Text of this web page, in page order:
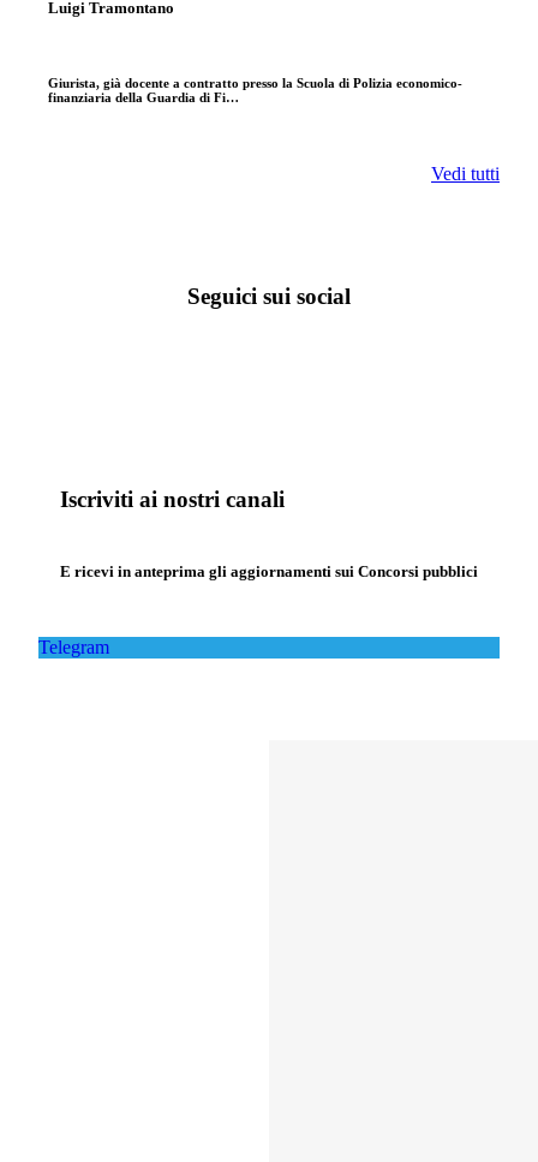
Luigi Tramontano
Giurista, già docente a contratto presso la Scuola di Polizia economico-
finanziaria della Guardia di Fi…
Vedi tutti
Seguici sui social
Iscriviti ai nostri canali
E ricevi in anteprima gli aggiornamenti sui Concorsi pubblici
Telegram